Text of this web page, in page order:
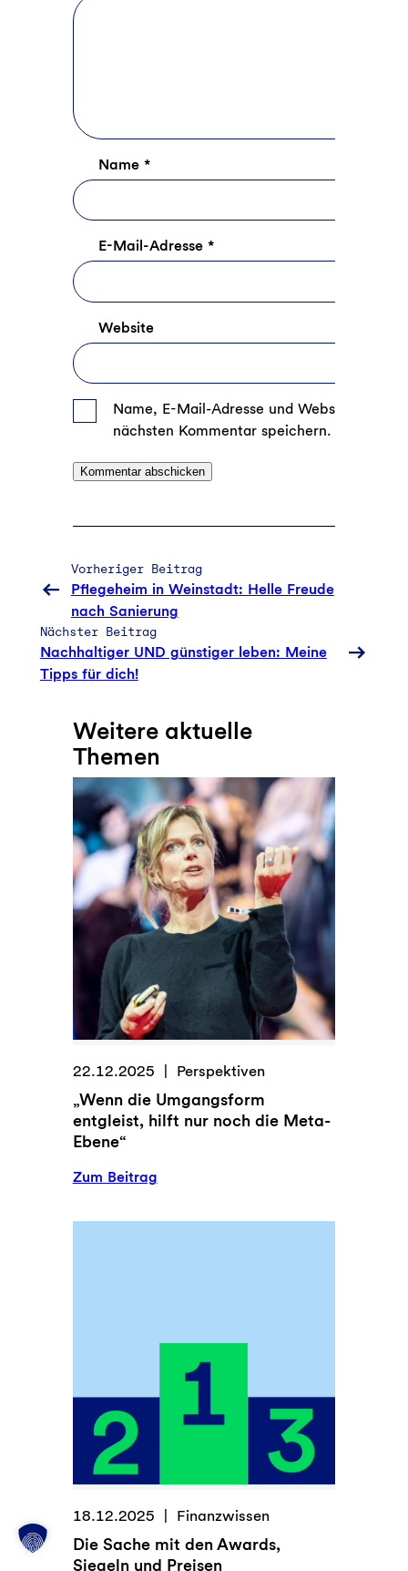
Name *
E-Mail-Adresse *
Website
Name, E-Mail-Adresse und Website in
nächsten Kommentar speichern.
Vorheriger Beitrag
Pflegeheim in Weinstadt: Helle Freude
nach Sanierung
Nächster Beitrag
Nachhaltiger UND günstiger leben: Meine
Tipps für dich!
Weitere aktuelle
Themen
22.12.2025 Perspektiven
„Wenn die Umgangsform
entgleist, hilft nur noch die Meta-
Ebene“
Zum Beitrag:
W
m
g
o
18.12.2025 Finanzwissen
Die Sache mit den Awards,
Siegeln und Preisen